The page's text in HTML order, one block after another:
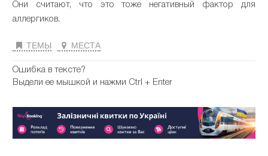
Они считают, что это тоже негативный фактор для
аллергиков.
ТЕМЫ МЕСТА
Ошибка в тексте?
Выдели ее мышкой и нажми Ctrl + Enter